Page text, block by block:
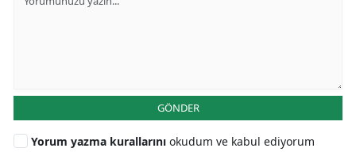
GÖNDER
Yorum yazma kurallarını okudum ve kabul ediyorum